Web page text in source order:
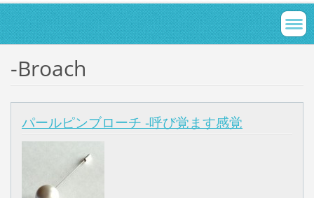
-Broach
パールピンブローチ -呼び覚ます感覚